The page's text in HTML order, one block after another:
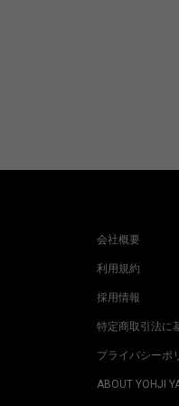
会社概要
利用規約
採用情報
特定商取引法に
プライバシーポ
ABOUT YOHJI